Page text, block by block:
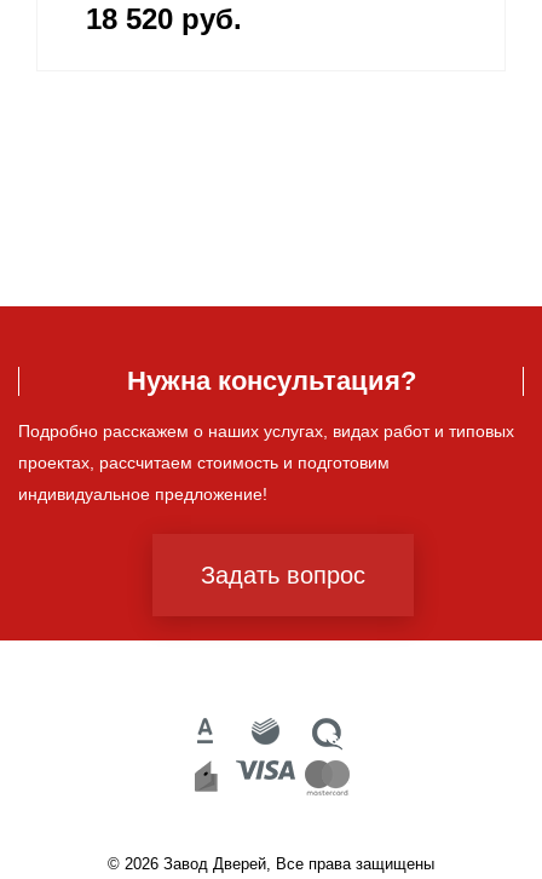
18 520 руб.
Нужна консультация?
Подробно расскажем о наших услугах, видах работ и типовых
проектах, рассчитаем стоимость и подготовим
индивидуальное предложение!
Задать вопрос
© 2026 Завод Дверей, Все права защищены